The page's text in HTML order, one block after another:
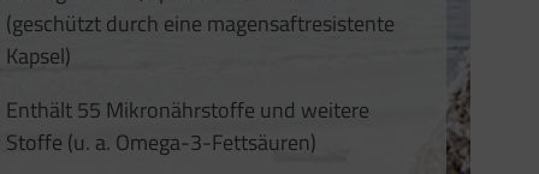
(geschützt durch eine magensaftresistente
Kapsel)
Enthält 55 Mikronährstoffe und weitere
Stoffe (u. a. Omega-3-Fettsäuren)